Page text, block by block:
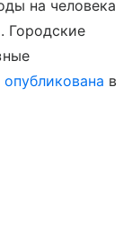
на человека
Городские
опубликована в